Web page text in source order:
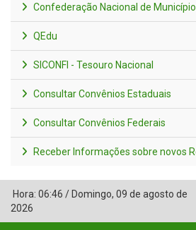
Confederação Nacional de
QEdu
SICONFI - Tesouro Nacional
Consultar Convênios Estaduais
Consultar Convênios Federais
Receber Informações sobre novos
Hora: 06:46 / Domingo, 09 de agosto de
2026